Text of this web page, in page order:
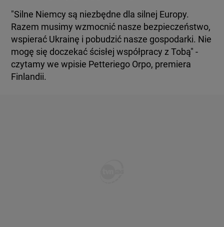
"Silne Niemcy są niezbędne dla silnej Europy.
Razem musimy wzmocnić nasze bezpieczeństwo,
wspierać Ukrainę i pobudzić nasze gospodarki. Nie
mogę się doczekać ścisłej współpracy z Tobą" -
czytamy we wpisie Petteriego Orpo, premiera
Finlandii.